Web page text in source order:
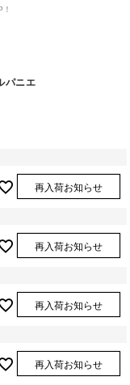
パニエ
再入荷お知らせ
再入荷お知らせ
再入荷お知らせ
再入荷お知らせ